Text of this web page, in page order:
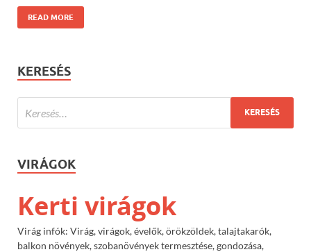
READ MORE
KERESÉS
VIRÁGOK
Kerti virágok
Virág infók: Virág, virágok, évelők, örökzöldek, talajtakarók,
balkon növények, szobanövények termesztése, gondozása,